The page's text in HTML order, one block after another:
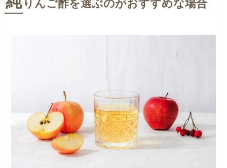
りんご酢を選ぶのがおすすめな場合